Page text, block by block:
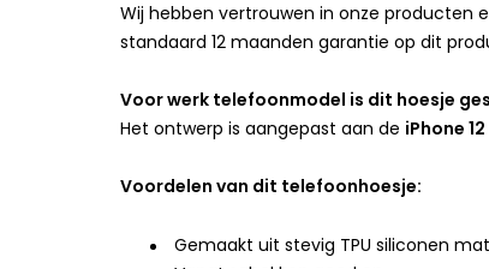
Wij hebben vertrouwen in onze producten
standaard 12 maanden garantie op dit
Voor werk telefoonmodel is dit hoesje
Het ontwerp is aangepast aan de iPhone
Voordelen van dit telefoonhoesje:
Gemaakt uit stevig TPU siliconen